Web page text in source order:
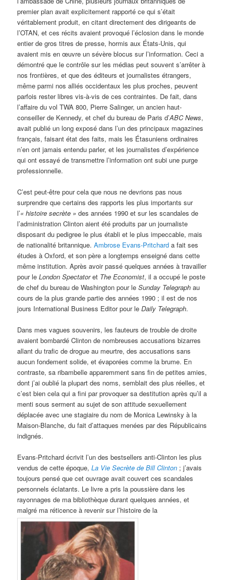
premier plan avait explicitement rapporté ce qui s’était
véritablement produit, en citant directement des dirigeants de
l’OTAN, et ces récits avaient provoqué l’éclosion dans le monde
entier de gros titres de presse, hormis aux États-Unis, qui
avaient mis en œuvre un sévère blocus sur l’information. Ceci a
démontré que le contrôle sur les médias peut souvent s’arrêter à
nos frontières, et que des éditeurs et journalistes étrangers,
même parmi nos alliés occidentaux les plus proches, peuvent
parfois rester libres vis-à-vis de ces contraintes. De fait, dans
l’affaire du vol TWA 800, Pierre Salinger, un ancien haut-
conseiller de Kennedy, et chef du bureau de Paris d’ABC News,
avait publié un long exposé dans l’un des principaux magazines
français, faisant état des faits, mais les Étasuniens ordinaires
n’en ont jamais entendu parler, et les journalistes d’expérience
qui ont essayé de transmettre l’information ont subi une purge
professionnelle.
C’est peut-être pour cela que nous ne devrions pas nous
surprendre que certains des rapports les plus importants sur
l’« histoire secrète » des années 1990 et sur les scandales de
l’administration Clinton aient été produits par un journaliste
disposant du pedigree le plus établi et le plus impeccable, mais
de nationalité britannique.Ambrose Evans-Pritchard a fait ses
études à Oxford, et son père a longtemps enseigné dans cette
même institution. Après avoir passé quelques années à travailler
pour leLondon Spectatoret The Economist, il a occupé le poste
de chef du bureau de Washington pour leSunday Telegraph au
cours de la plus grande partie des années 1990 ; il est de nos
jours International Business Editor pour leDaily Telegraph.
Dans mes vagues souvenirs, les fauteurs de trouble de droite
avaient bombardé Clinton de nombreuses accusations bizarres
allant du trafic de drogue au meurtre, des accusations sans
aucun fondement solide, et évaporées comme la brume. En
contraste, sa ribambelle apparemment sans fin de petites amies,
dont j’ai oublié la plupart des noms, semblait des plus réelles, et
c’est bien cela qui a fini par provoquer sa destitution après qu’il a
menti sous serment au sujet de son attitude sexuellement
déplacée avec une stagiaire du nom de Monica Lewinsky à la
Maison-Blanche, du fait d’attaques menées par des Républicains
indignés.
Evans-Pritchard écrivit l’un des bestsellers anti-Clinton les plus
vendus de cette époque,La Vie Secrète de Bill Clinton ; j’avais
toujours pensé que cet ouvrage avait couvert ces scandales
personnels éclatants. Le livre a pris la poussière dans les
rayonnages de ma bibliothèque durant quelques années, et
malgré ma réticence à revenir sur l’histoire de la